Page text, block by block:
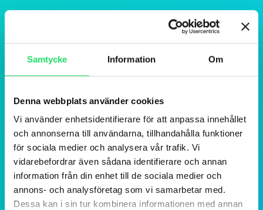
Samtycke Information Om
Denna webbplats använder cookies
Vi använder enhetsidentifierare för att anpassa innehållet
och annonserna till användarna, tillhandahålla funktioner
för sociala medier och analysera vår trafik. Vi
vidarebefordrar även sådana identifierare och annan
information från din enhet till de sociala medier och
annons- och analysföretag som vi samarbetar med.
Dessa kan i sin tur kombinera informationen med annan